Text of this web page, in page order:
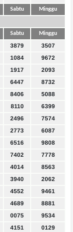
Sabtu Minggu
Sabtu Minggu
3879
3507
1084
9672
1917
2093
6447
8732
8406
5088
8110
6399
2496
7574
2773
6087
6516
9808
7402
7778
4014
8563
3940
2062
4552
9461
4689
8881
0075
9534
4151
0129